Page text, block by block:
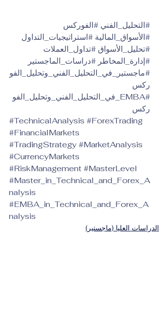
#التحليل_الفني #الفوركس
#الأسواق_المالية #استراتيجيات_التداول
#تحليل_الأسواق#تداول_العملات
#إدارة_المخاطر #دراسات_الماجستير
#ماجستير_في_التحليل_الفني_وتحليل_الفو
ركس
#EMBA_في_التحليل_الفني_وتحليل_الفو
ركس
#TechnicalAnalysis #ForexTrading
#FinancialMarkets
#TradingStrategy#MarketAnalysis
#CurrencyMarkets
#RiskManagement#MasterLevel
#Master_in_Technical_and_Forex_A
nalysis
#EMBA_in_Technical_and_Forex_A
nalysis
الدراسات العليا (ماجستير)